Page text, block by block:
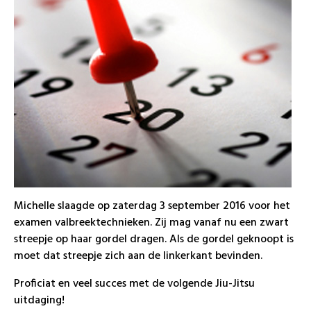
Michelle slaagde op zaterdag 3 september 2016 voor het
examen valbreektechnieken. Zij mag vanaf nu een zwart
streepje op haar gordel dragen. Als de gordel geknoopt is
moet dat streepje zich aan de linkerkant bevinden.
Proficiat en veel succes met de volgende Jiu-Jitsu
uitdaging!